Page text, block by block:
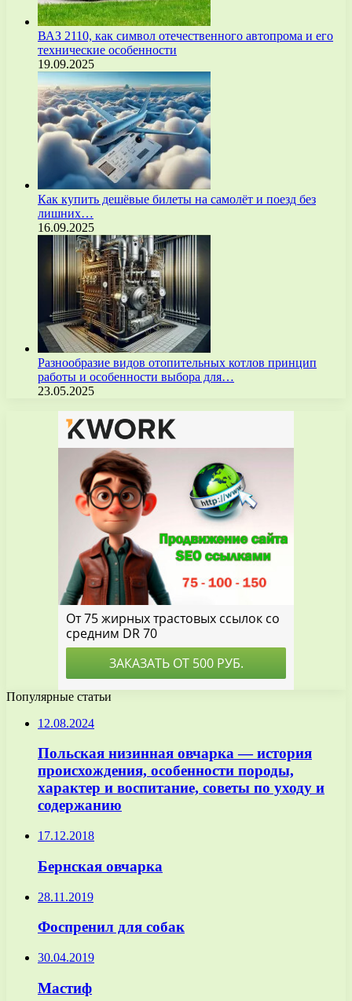
ВАЗ 2110, как символ отечественного автопрома и его
технические особенности
19.09.2025
Как купить дешёвые билеты на самолёт и поезд без
лишних…
16.09.2025
Разнообразие видов отопительных котлов принцип
работы и особенности выбора для…
23.05.2025
Популярные статьи
12.08.2024
Польская низинная овчарка — история
происхождения, особенности породы,
характер и воспитание, советы по уходу и
содержанию
17.12.2018
Бернская овчарка
28.11.2019
Фоспренил для собак
30.04.2019
Мастиф